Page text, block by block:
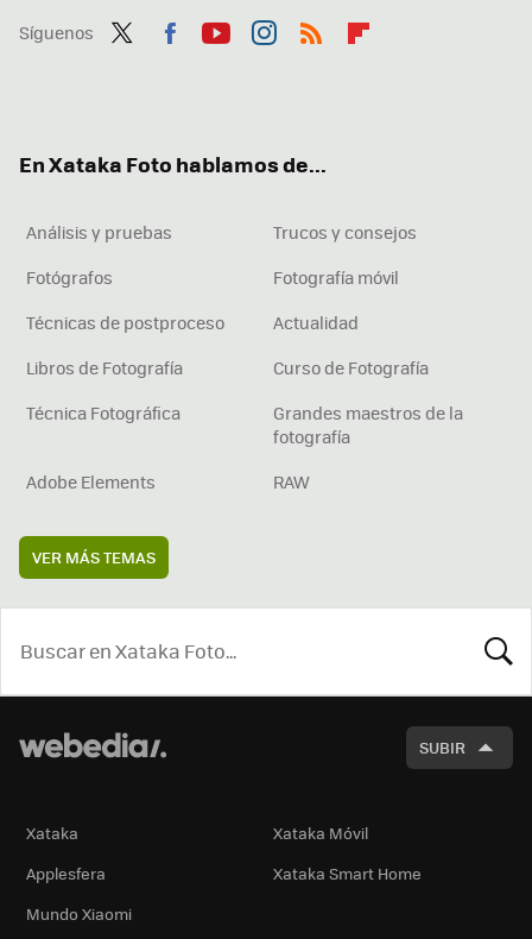
Síguenos
En Xataka Foto hablamos de...
Análisis y pruebas
Trucos y consejos
Fotógrafos
Fotografía móvil
Técnicas de postproceso
Actualidad
Libros de Fotografía
Curso de Fotografía
Técnica Fotográfica
Grandes maestros de la
fotografía
Adobe Elements
RAW
VER MÁS TEMAS
SUBIR
Xataka
Xataka Móvil
Applesfera
Xataka Smart Home
Mundo Xiaomi